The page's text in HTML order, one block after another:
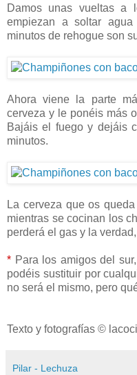
Damos unas vueltas a
empiezan a soltar
minutos de rehogue son
Ahora viene la parte
cerveza y le ponéis más
Bajáis el fuego y dejáis
minutos.
La cerveza que os
mientras se cocinan los
perderá el gas y la
* Para los amigos del
podéis sustituir por
no será el mismo, pero
Texto y fotografías ©
Pilar - Lechuza